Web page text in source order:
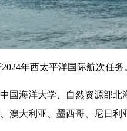
年西太平洋国际航次任务
海洋大学、自然资源部北
澳大利亚、墨西哥、尼日